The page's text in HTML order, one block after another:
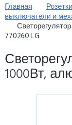
Главная
выключатели и
770260 LG
1000Вт,